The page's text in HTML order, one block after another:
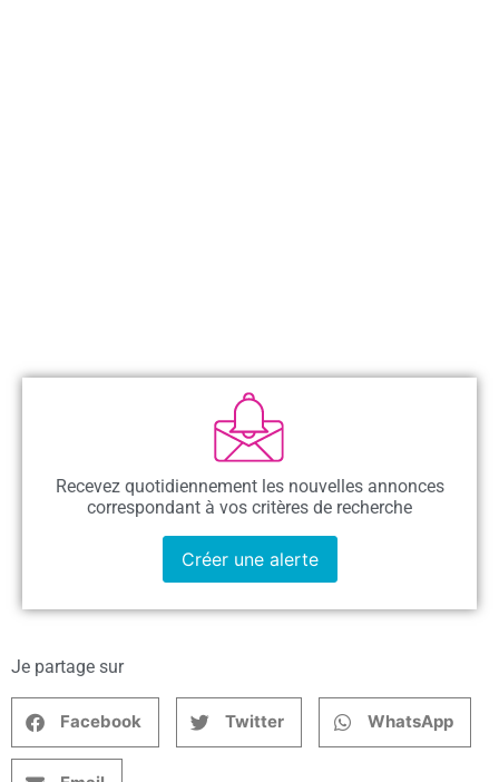
Recevez quotidiennement les nouvelles annonces
correspondant à vos critères de recherche
Créer une alerte
Je partage sur
Facebook Twitter WhatsApp